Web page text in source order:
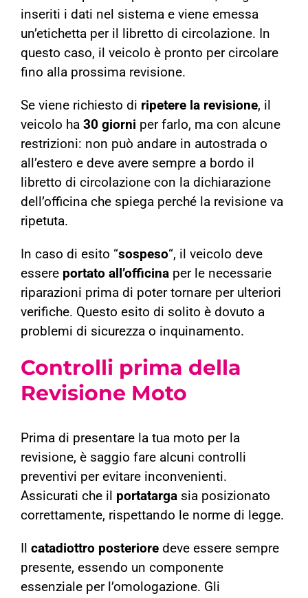
inseriti i dati nel sistema e viene emessa
un’etichetta per il libretto di circolazione. In
questo caso, il veicolo è pronto per circolare
fino alla prossima revisione.
Se viene richiesto di ripetere la revisione, il
veicolo ha 30 giorni per farlo, ma con alcune
restrizioni: non può andare in autostrada o
all’estero e deve avere sempre a bordo il
libretto di circolazione con la dichiarazione
dell’officina che spiega perché la revisione va
ripetuta.
In caso di esito “sospeso“, il veicolo deve
essere portato all’officinaper le necessarie
riparazioni prima di poter tornare per ulteriori
verifiche. Questo esito di solito è dovuto a
problemi di sicurezza o inquinamento.
Controlli prima della
Revisione Moto
Prima di presentare la tua moto per la
revisione, è saggio fare alcuni controlli
preventivi per evitare inconvenienti.
Assicurati che il portatargasia posizionato
correttamente, rispettando le norme di legge.
Il catadiottro posterioredeve essere sempre
presente, essendo un componente
essenziale per l’omologazione. Gli